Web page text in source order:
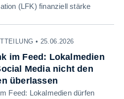
(LFK) finanziell stärke
• 25.06.2026
im Feed: Lokalmedien
Media nicht den
überlassen
Feed: Lokalmedien dürfen